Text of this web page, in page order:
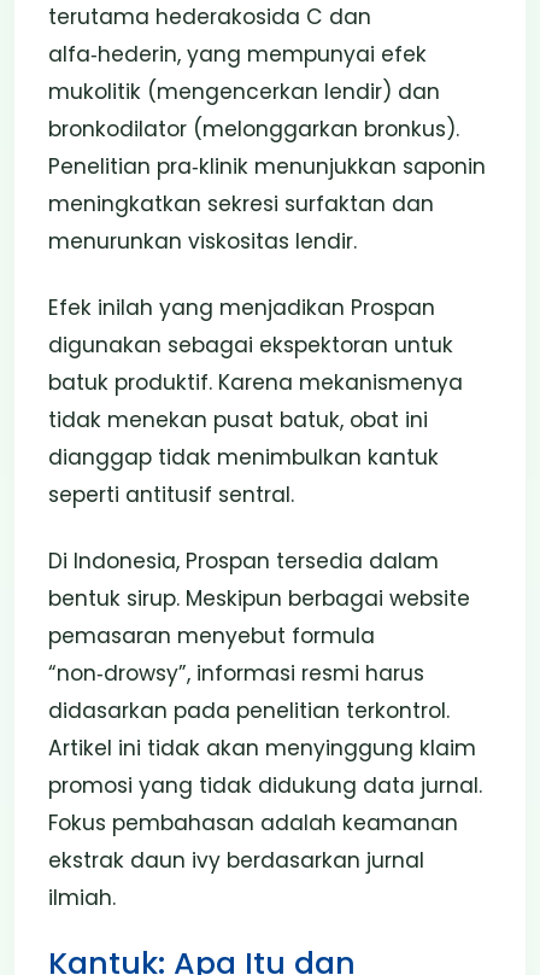
terutama hederakosida C dan
alfa‑hederin, yang mempunyai efek
mukolitik (mengencerkan lendir) dan
bronkodilator (melonggarkan bronkus).
Penelitian pra‑klinik menunjukkan saponin
meningkatkan sekresi surfaktan dan
menurunkan viskositas lendir.
Efek inilah yang menjadikan Prospan
digunakan sebagai ekspektoran untuk
batuk produktif. Karena mekanismenya
tidak menekan pusat batuk, obat ini
dianggap tidak menimbulkan kantuk
seperti antitusif sentral.
Di Indonesia, Prospan tersedia dalam
bentuk sirup. Meskipun berbagai website
pemasaran menyebut formula
“non‑drowsy”, informasi resmi harus
didasarkan pada penelitian terkontrol.
Artikel ini tidak akan menyinggung klaim
promosi yang tidak didukung data jurnal.
Fokus pembahasan adalah keamanan
ekstrak daun ivy berdasarkan jurnal
ilmiah.
Kantuk: Apa Itu dan